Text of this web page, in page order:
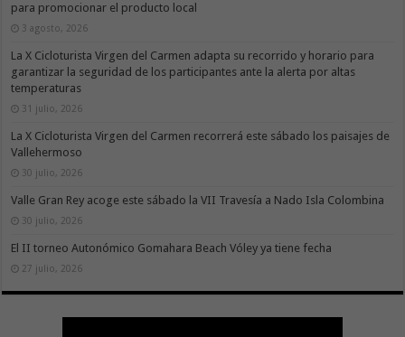
para promocionar el producto local
3 agosto, 2026
La X Cicloturista Virgen del Carmen adapta su recorrido y horario para
garantizar la seguridad de los participantes ante la alerta por altas
temperaturas
31 julio, 2026
La X Cicloturista Virgen del Carmen recorrerá este sábado los paisajes de
Vallehermoso
30 julio, 2026
Valle Gran Rey acoge este sábado la VII Travesía a Nado Isla Colombina
30 julio, 2026
El II torneo Autonómico Gomahara Beach Vóley ya tiene fecha
27 julio, 2026